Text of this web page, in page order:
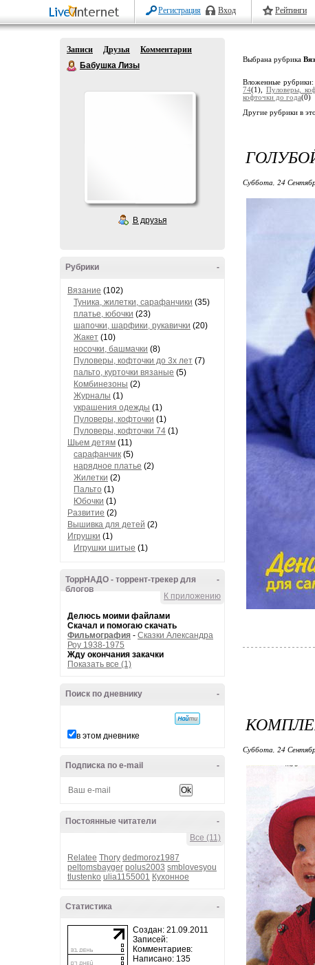
Регистрация Вход Рейтинги
Записи Друзья
Комментарии
Бабушка Лизы
В друзья
-
Рубрики
Вязание (102)
Туника, жилетки, сарафанчики (35)
платье, юбочки (23)
шапочки, шарфики, рукавички (20)
Жакет (10)
носочки, башмачки (8)
Пуловеры, кофточки до 3х лет (7)
пальто, курточки вязаные (5)
Комбинезоны (2)
Журналы (1)
украшения одежды (1)
Пуловеры, кофточки (1)
Пуловеры, кофточки 74 (1)
Шьем детям (11)
сарафанчик (5)
нарядное платье (2)
Жилетки (2)
Пальто (1)
Юбочки (1)
Развитие (2)
Вышивка для детей (2)
Игрушки (1)
Игрушки шитые (1)
-
ТоррНАДО - торрент-трекер для
блогов
К приложению
Делюсь моими файлами
Скачал и помогаю скачать
Фильмография - Сказки Александра
Роу 1938-1975
Жду окончания закачки
Показать все (1)
-
Поиск по дневнику
в этом дневнике
-
Подписка по e-mail
-
Постоянные читатели
Все (11)
Relatee Thory dedmoroz1987
peltomsbayger polus2003 smblovesyou
tlustenko ulia1155001 Кухонное
-
Статистика
Создан: 21.09.2011
Записей:
Комментариев:
Написано: 135
Выбрана рубрика
Вложенные
74(1), Пуловеры,
кофточки до года(0)
Другие рубрики в
Суббота, 24
Суббота, 24